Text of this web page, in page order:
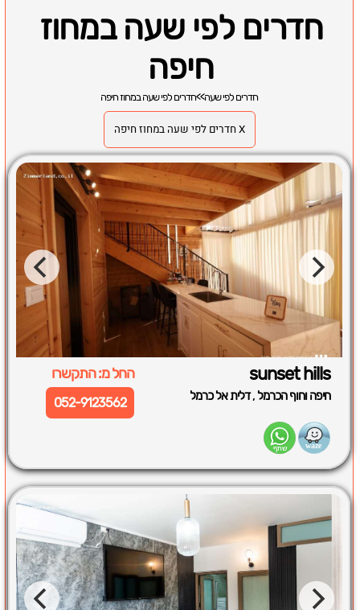
חדרים לפי שעה במחוז
חיפה
חדרים לפי שעה>>חדרים לפי שעה במחוז חיפה
X חדרים לפי שעה במחוז חיפה
sunset hills החל מ: התקשרו
חיפה וחוף הכרמל ,דלית אל כרמל 052-9123562